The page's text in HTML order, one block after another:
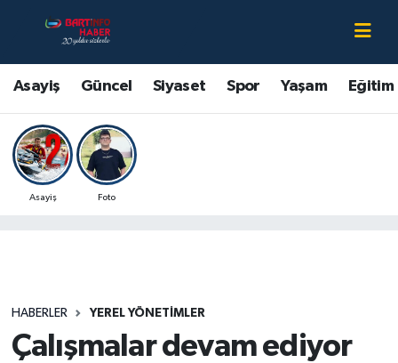
Asayiş Güncel Siyaset Spor Yaşam Eğitim
Asayiş Foto
HABERLER YEREL YÖNETIMLER
Çalışmalar devam ediyor
Asayiş
Bartın Hakkında
Çevre
Eğitim
Kültür-Sanat
Bartın Nöbetçi Eczaneler
Bartın Hava Durumu
Bartin Namaz Vakitleri
Bartın Trafik Yoğunluk Haritası
Son Dakika Haberleri